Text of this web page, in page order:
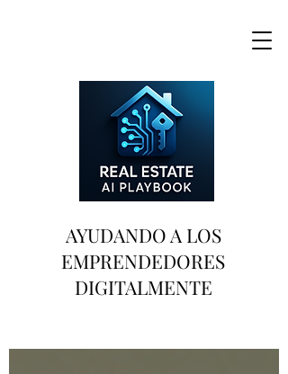
AYUDANDO A LOS
EMPRENDEDORES
DIGITALMENTE